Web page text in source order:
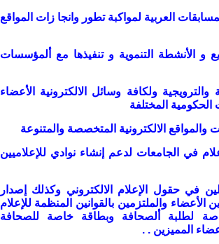
العربية لمواكبة تطور وانجا زات المواقع
و الأنشطة التنموية و تنفيذها مع ألمؤسسات
والترويجية ولكافة وسائل الالكترونية الأعضاء
الحكومية المختلفة
في الجامعات لدعم إنشاء نوادي للإعلاميين
في حقول الإعلام الالكتروني وكذلك إصدار
الأعضاء والملتزمين بالقوانين المنظمة للإعلام
لطلبة ألصحافة وبطاقة خاصة للصحافة
المميزين . .